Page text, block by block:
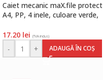
Caiet mecanic maX.file protect
A4, PP, 4 inele, culoare verde,
17.20 lei (TVA inclus)
- + ADAUGĂ ÎN COȘ